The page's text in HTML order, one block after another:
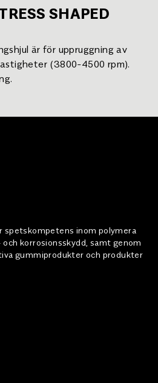
SHAPED
är för uppruggning av
(3800-4500 rpm).
spetskompetens inom polymera
korrosionsskydd, samt genom
gummiprodukter och produkter